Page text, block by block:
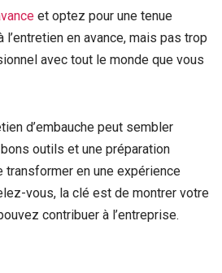
et optez pour une tenue
en avance, mais pas trop
avec tout le monde que vous
d’embauche peut sembler
outils et une préparation
transformer en une expérience
vous, la clé est de montrer votre
contribuer à l’entreprise.